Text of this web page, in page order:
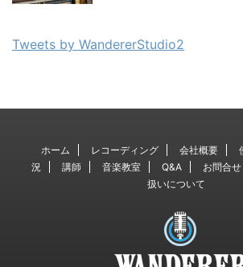
Tweets by WandererStudio2
ホーム レコーディング 会社概要
況
講師 音楽教室 Q&A お問合せ
扱いについて